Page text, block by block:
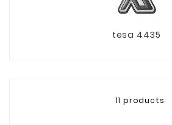
tesa 4435
11 products